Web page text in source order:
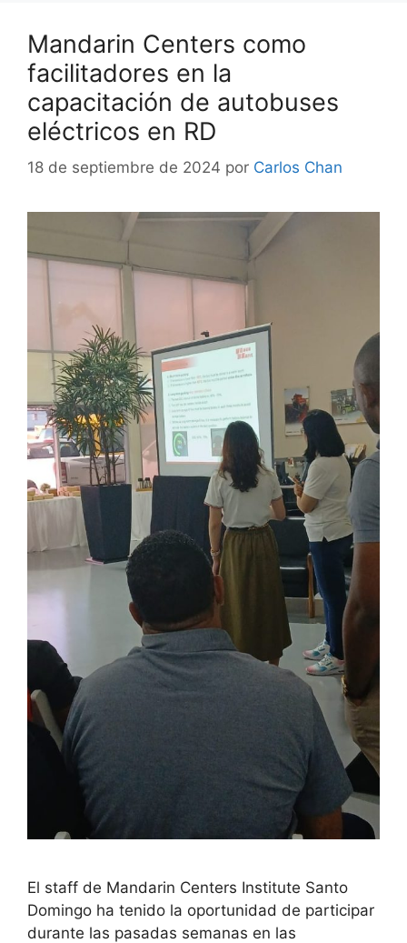
Mandarin Centers como
facilitadores en la
capacitación de autobuses
eléctricos en RD
18 de septiembre de 2024 por Carlos Chan
El staff de Mandarin Centers Institute Santo
Domingo ha tenido la oportunidad de participar
durante las pasadas semanas en las